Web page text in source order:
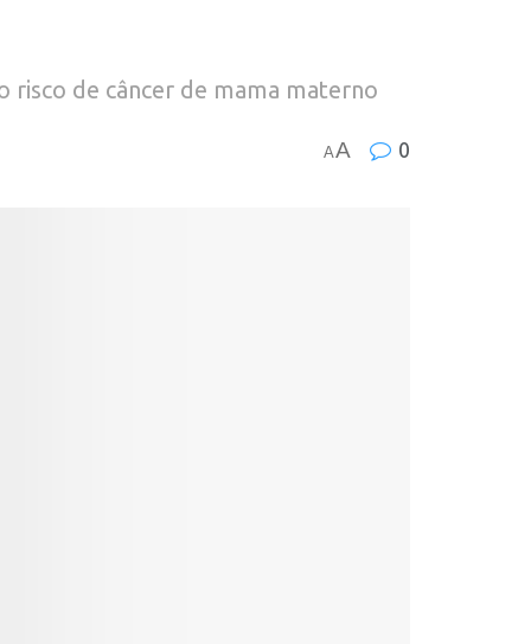
risco de câncer de mama materno
AA 0